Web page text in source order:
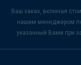
Ваш заказ, включая
нашим менеджером
указанный Вами при